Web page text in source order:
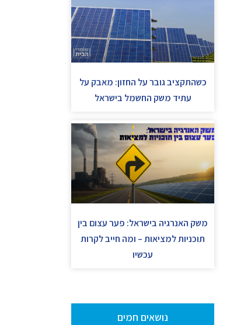
כשהתקציב גובר על החזון: מאבק על
עתיד משק החשמל בישראל
משק האנרגיה בישראל: פער עצום בין
תוכניות למציאות – ומה חייב לקרות
עכשיו
נושאים חמים